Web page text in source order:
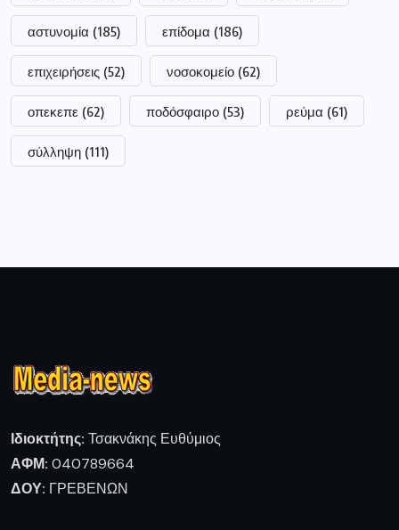
αστυνομία (185) επίδομα (186)
επιχειρήσεις (52) νοσοκομείο (62)
οπεκεπε (62) ποδόσφαιρο (53) ρεύμα (61)
σύλληψη (111)
Ιδιοκτήτης: Τσακνάκης Ευθύμιος
ΑΦΜ: 040789664
ΔΟΥ: ΓΡΕΒΕΝΩΝ